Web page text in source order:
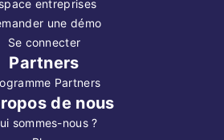
entreprises
une démo
Se connecter
Partners
Partners
de nous
sommes-nous ?